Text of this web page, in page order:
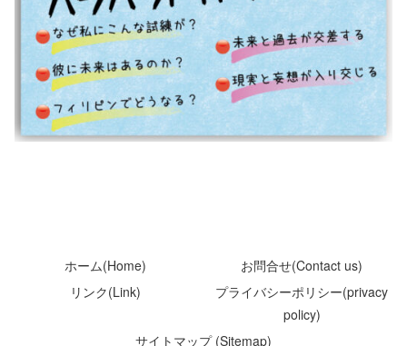
ホーム(Home)
お問合せ(Contact us)
リンク(Link)
プライバシーポリシー(privacy
policy)
サイトマップ (Sitemap)